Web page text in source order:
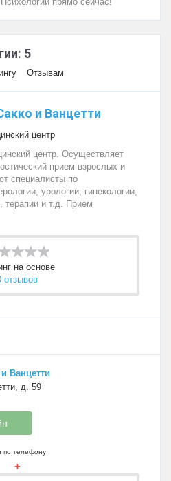
5
Отзывам
и Ванцетти
центр
центр. Осуществляет
прием взрослых и
специалисты по
урологии, гинекологии,
терапии и т.д. Прием
на основе
отзывов
Ванцетти
д. 59
по телефону
+